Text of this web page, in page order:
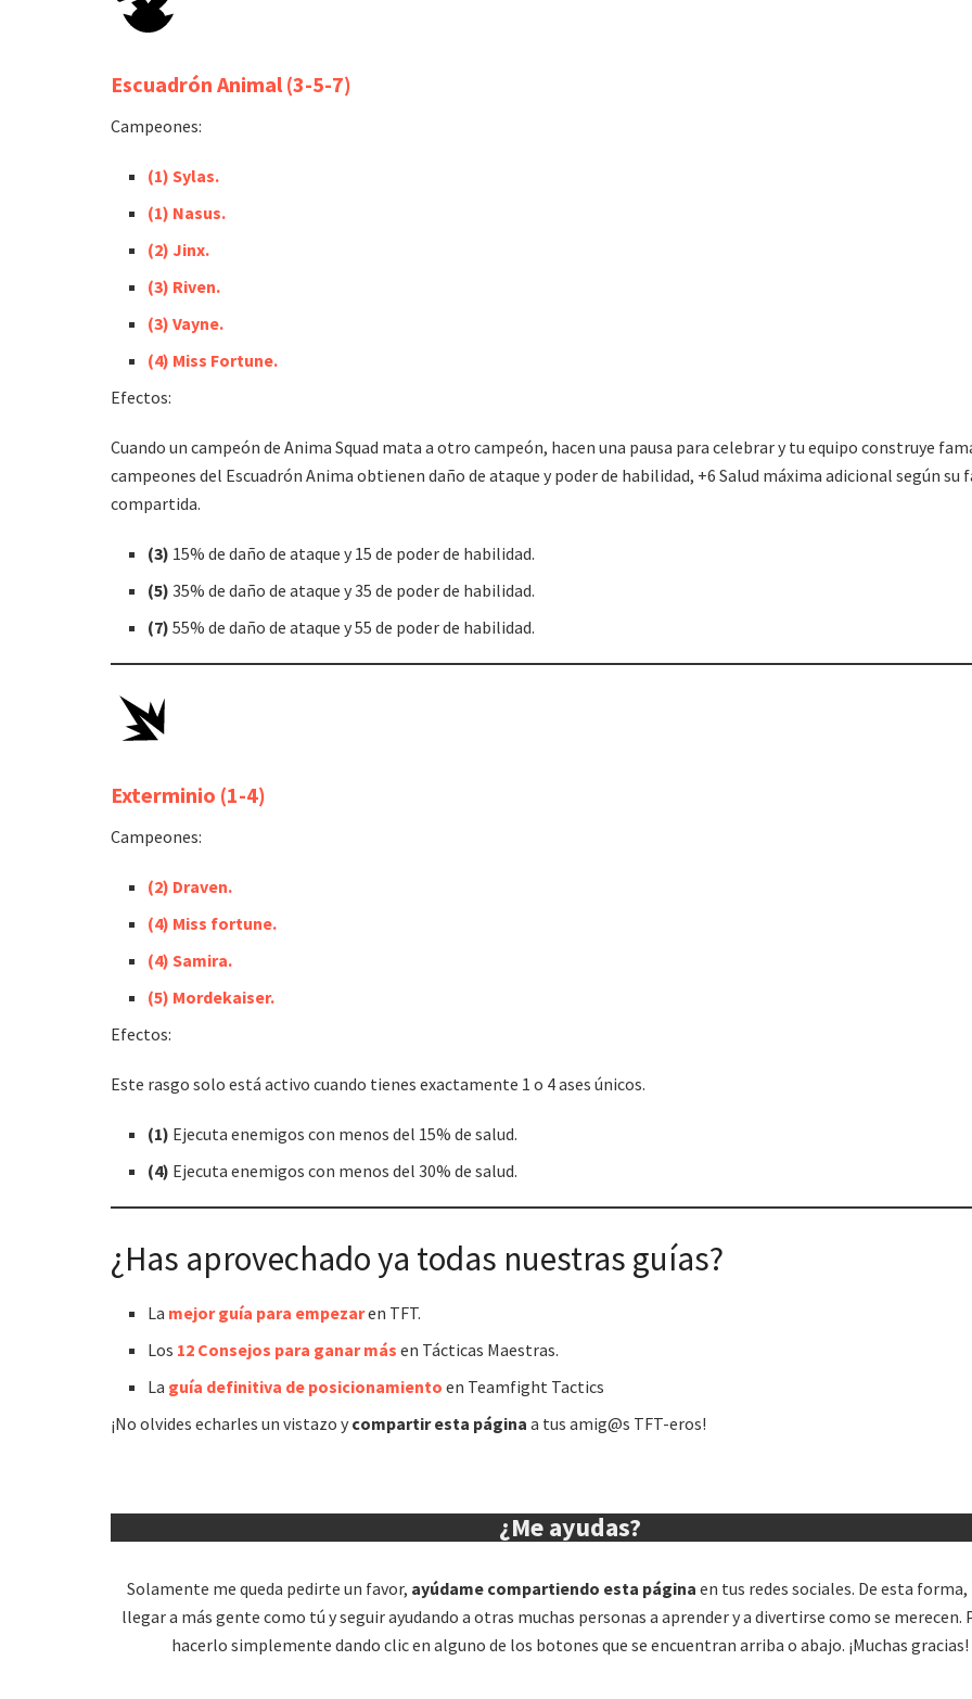
Escuadrón Animal (3-5-7)
Campeones:
(1) Sylas.
(1) Nasus.
(2) Jinx.
(3) Riven.
(3) Vayne.
(4) Miss Fortune.
Efectos:
Cuando un campeón de Anima Squad mata a otro campeón, hacen una pausa para celebrar y tu equipo construye
campeones del Escuadrón Anima obtienen daño de ataque y poder de habilidad, +6 Salud máxima adicional según su
compartida.
(3) 15% de daño de ataque y 15 de poder de habilidad.
(5)35% de daño de ataque y 35 de poder de habilidad.
(7) 55% de daño de ataque y 55 de poder de habilidad.
Exterminio (1-4)
Campeones:
(2) Draven.
(4) Miss fortune.
(4) Samira.
(5) Mordekaiser.
Efectos:
Este rasgo solo está activo cuando tienes exactamente 1 o 4 ases únicos.
(1) Ejecuta enemigos con menos del 15% de salud.
(4) Ejecuta enemigos con menos del 30% de salud.
¿Has aprovechado ya todas nuestras guías?
La mejor guía para empezaren TFT.
Los 12 Consejos para ganar más en Tácticas Maestras.
La guía definitiva de posicionamiento en Teamfight Tactics
¡No olvides echarles un vistazo y compartir esta página a tus amig@s TFT-eros!
¿Me ayudas?
Solamente me queda pedirte un favor, ayúdame compartiendo esta página en tus redes sociales. De esta forma,
llegar a más gente como tú y seguir ayudando a otras muchas personas a aprender y a divertirse como se merecen.
hacerlo simplemente dando clic en alguno de los botones que se encuentran arriba o abajo. ¡Muchas gracias!